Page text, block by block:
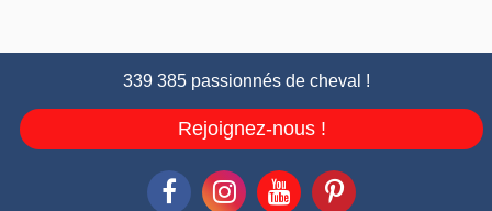
339 385 passionnés de cheval !
Rejoignez-nous !